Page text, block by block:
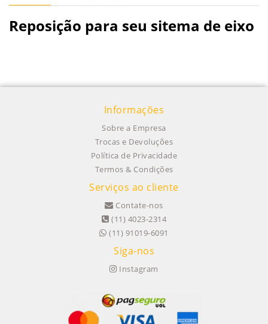
Reposição para seu sitema de eixo
Informações
Sobre a Empresa
Trocas e Devoluções
Política de Privacidade
Termos & Condições
Serviços ao cliente
Contate-nos
(11) 4023-2314
(11) 91019-6091
Siga-nos
Instagram